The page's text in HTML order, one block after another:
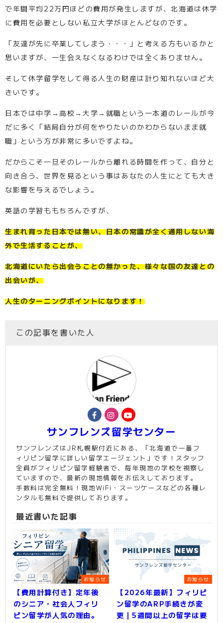
で年間平均22万円ほどの費用が発生しますが、北海道は休学
に費用を必要としない私立大学がほとんどなのです。
「友達が先に卒業してしまう・・・」と考える方もいるかと
思いますが、一生会えなくなるわけでは全くありません。
そして休学留学をして得る人生の財産は計り知れないほど大
きいです。
日本では中学→高校→大学→就職という一本道のレールが今
だに多く「結局自分が何をやりたいのかわからないまま就
職」という方が非常に多いですよね。
だからこそ一旦そのレールから離れる時間を作って、自分と
向き合う、世界を見るという事はあなたの人生にとても大き
な影響を与えるでしょう。
英語の学習ももちろんですが、
生まれ育った日本では無い、日本の常識が全く通用しない海
外で生活することが、
北海道にいたら出会うことの無かった、様々な国の友達との
出会いが、
人生のターニングポイントになります！
この記事を書いた人
サンフレンズ留学センター
サンフレンズはJR札幌駅付近にある、「北海道で一番フ
ィリピン留学に詳しい留学エージェント」です！スタッフ
全員がフィリピン留学経験者で、毎年現地の学校を視察し
ていますので、最新の現地情報をお伝えしております。
手数料は完全無料！現地WiFi・スーツケースなどの各種レ
ンタルも無料で提供しております。
最近書いた記事
お知らせ
【費用計算付き】定年後
のシニア・社会人フィリ
ピン留学が人気の理由。
お知らせ
【2026年最新】フィリピ
ン留学のARP手続きが変
更｜5週間以上の留学は要